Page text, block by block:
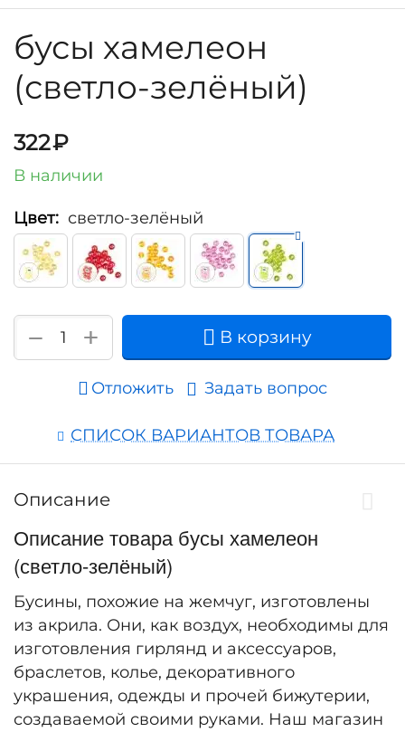
бусы хамелеон
(светло-зелёный)
322₽
В наличии
Цвет: светло-зелёный
+
− В корзину
Отложить Задать вопрос
СПИСОК ВАРИАНТОВ ТОВАРА
Описание
Описание товара бусы хамелеон
(светло-зелёный)
Бусины, похожие на жемчуг, изготовлены
из акрила. Они, как воздух, необходимы для
изготовления гирлянд и аксессуаров,
браслетов, колье, декоративного
украшения, одежды и прочей бижутерии,
создаваемой своими руками. Наш магазин